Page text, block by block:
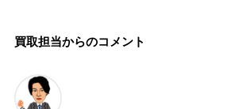
買取担当からのコメント